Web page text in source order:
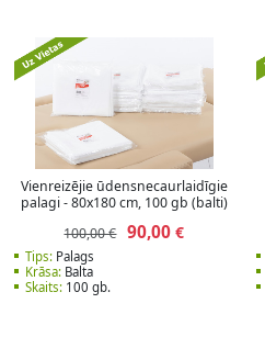
Vienreizējie ūdensnecaurlaidīgie
palagi - 80x180 cm, 100 gb (balti)
100,00 € 90,00€
Tips:Palags
Krāsa:Balta
Skaits:100 gb.